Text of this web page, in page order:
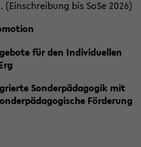
bis SoSe 2026)
für den Individuellen
Sonderpädagogik mit
Förderung